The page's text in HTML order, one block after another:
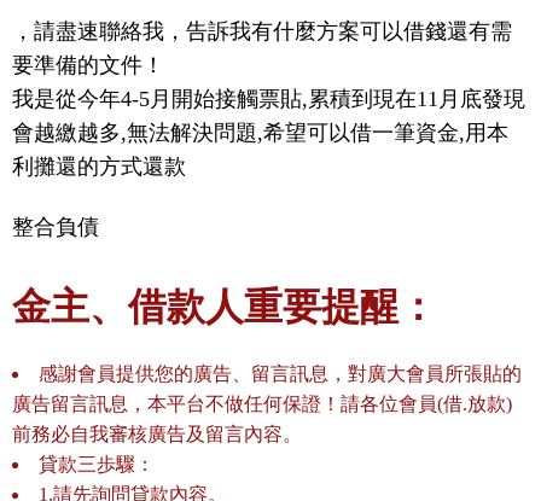
，請盡速聯絡我，告訴我有什麼方案可以借錢還有需
要準備的文件！
我是從今年4-5月開始接觸票貼,累積到現在11月底發現
會越繳越多,無法解決問題,希望可以借一筆資金,用本
利攤還的方式還款
整合負債
金主、借款人重要提醒：
感謝會員提供您的廣告、留言訊息，對廣大會員所張貼的
廣告留言訊息，本平台不做任何保證！請各位會員(借.放款)
前務必自我審核廣告及留言內容。
貸款三歩驟：
1.請先詢問貸款內容。